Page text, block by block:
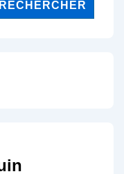
RECHERCHER